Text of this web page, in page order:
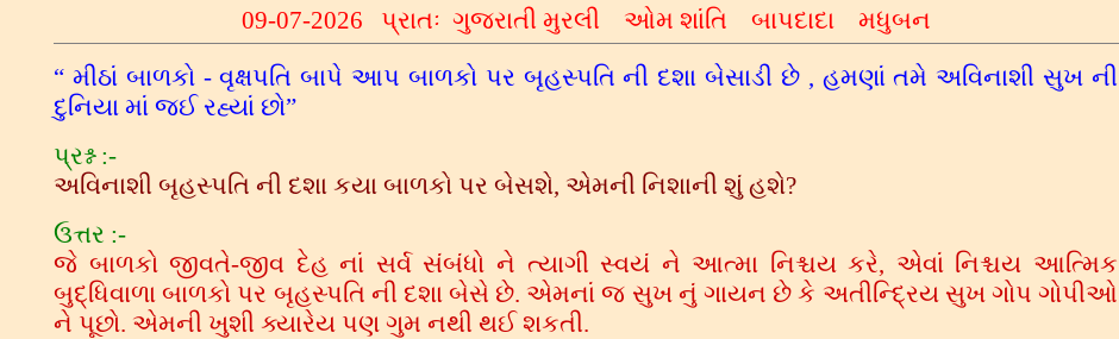
09-07-2026 પ્રાતઃ ગુજરાતી મુરલી ઓમ શાંતિ
બાપદાદા મધુબન
“ મીઠાં બાળકો - વૃક્ષપતિ બાપે આપ બાળકો પર બૃહસ્પતિ ની દશા બેસાડી છે , હમણાં તમે અવિનાશી સુખ ની
દુનિયા માં જઈ રહ્યાં છો”
પ્રશ્ન :-
અવિનાશી બૃહસ્પતિ ની દશા કયા બાળકો પર બેસશે, એમની નિશાની શું હશે?
ઉત્તર :-
જે બાળકો જીવતે-જીવ દેહ નાં સર્વ સંબંધો ને ત્યાગી સ્વયં ને આત્મા નિશ્ચય કરે, એવાં નિશ્ચય આત્મિક
બુદ્ધિવાળા બાળકો પર બૃહસ્પતિ ની દશા બેસે છે. એમનાં જ સુખ નું ગાયન છે કે અતીન્દ્રિય સુખ ગોપ ગોપીઓ
ને પૂછો. એમની ખુશી ક્યારેય પણ ગુમ નથી થઈ શકતી.